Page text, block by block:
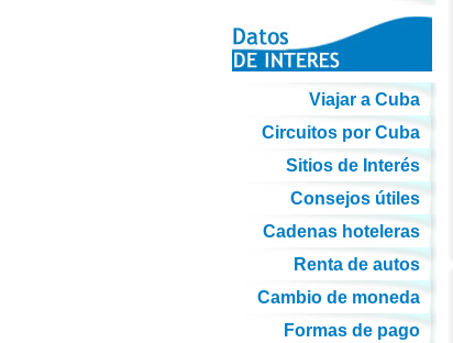
Viajar a Cuba
Circuitos por Cuba
Sitios de Interés
Consejos útiles
Cadenas hoteleras
Renta de autos
Cambio de moneda
Formas de pago